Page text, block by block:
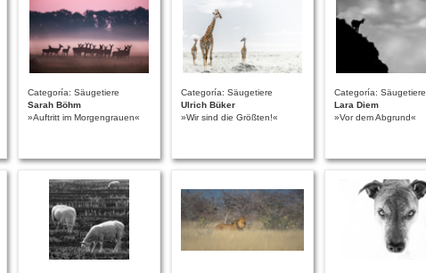
Categoría: Säugetiere
Sarah Böhm
»Auftritt im Morgengrauen«
Categoría: Säugetiere
Ulrich Büker
»Wir sind die Größten!«
Categoría: Säugetiere
Lara Diem
»Vor dem Abgrund«